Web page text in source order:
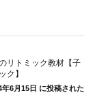
リトミック教材【子
ク】
年6月15日 に投稿された